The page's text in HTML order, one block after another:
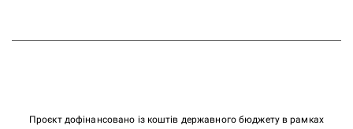
Проєкт дофінансовано із коштів державного бюджету в рамках